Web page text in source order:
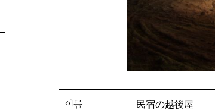
이름
民宿の越後屋